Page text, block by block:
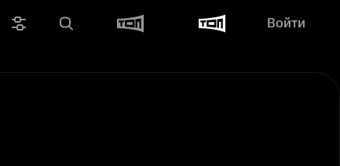
Войти